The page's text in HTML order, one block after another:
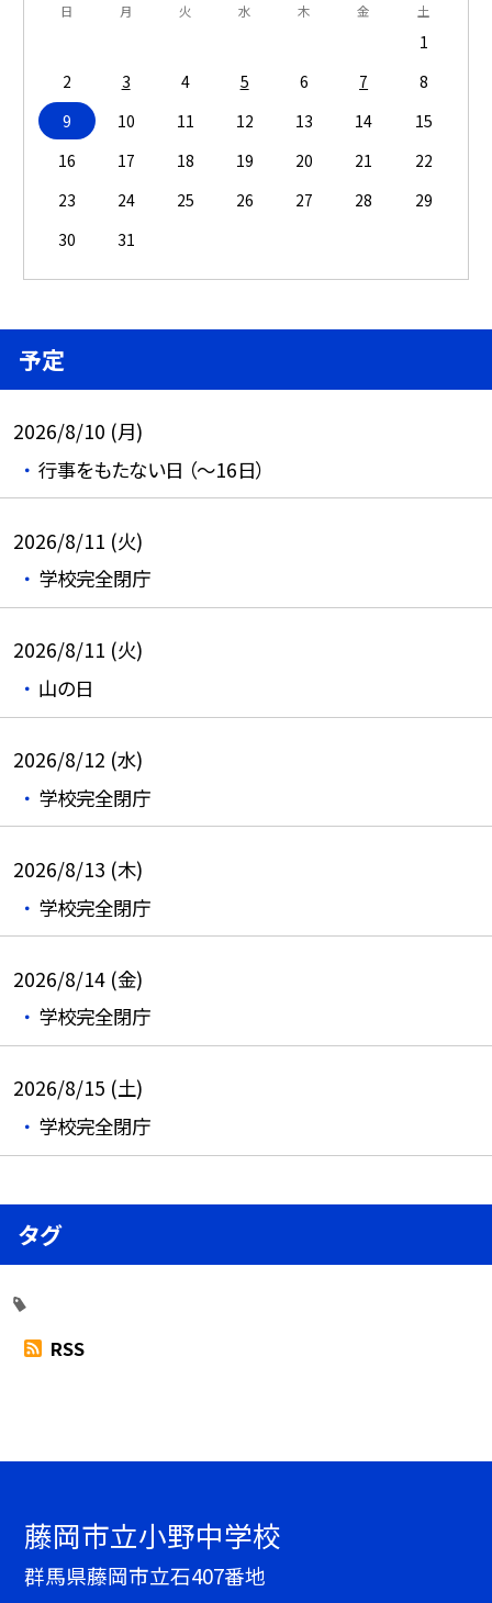
日 月 火 水 木 金 土
1
2
3 4 5 6 7
8
9
10 11 12 13 14
15
16
17 18 19 20 21
22
23
24 25 26 27 28
29
30
31
予定
2026/8/10 (月)
行事をもたない日 （～16日）
2026/8/11 (火)
学校完全閉庁
2026/8/11 (火)
山の日
2026/8/12 (水)
学校完全閉庁
2026/8/13 (木)
学校完全閉庁
2026/8/14 (金)
学校完全閉庁
2026/8/15 (土)
学校完全閉庁
タグ
RSS
藤岡市立小野中学校
群馬県藤岡市立石407番地